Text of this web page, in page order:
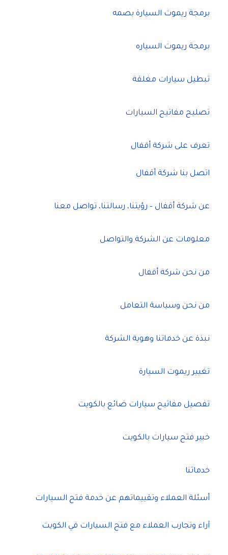
برمجة ريموت السيارة بصمه
برمجة ريموت السياره
تبطيل سيارات مغلقة
تصليح مفاتيح السيارات
تعرف على شركة أقفال
اتصل بنا شركة أقفال
عن شركة أقفال – رؤيتنا، رسالتنا، تواصل معنا
معلومات عن الشركة والتواصل
من نحن شركة أقفال
من نحن وسياسة التعامل
نبذة عن خدماتنا وهوية الشركة
تغيير ريموت السيارة
تفصيل مفاتيح سيارات ضائع بالكويت
خبير فتح سيارات بالكويت
خدماتنا
أسئلة العملاء وتقييماتهم عن خدمة فتح السيارات
آراء وتجارب العملاء مع فتح السيارات في الكويت